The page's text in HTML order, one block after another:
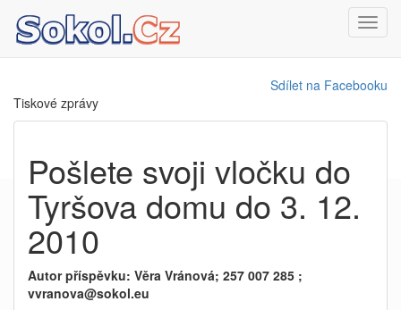
Sdílet na Facebooku
Tiskové zprávy
Pošlete svoji vločku do
Tyršova domu do 3. 12.
2010
Autor příspěvku: Věra Vránová; 257 007 285 ;
vvranova@sokol.eu